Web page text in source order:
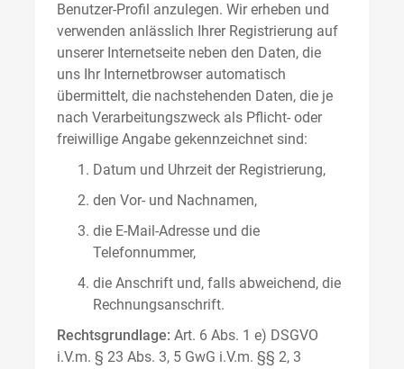
Benutzer-Profil anzulegen. Wir erheben und
verwenden anlässlich Ihrer Registrierung auf
unserer Internetseite neben den Daten, die
uns Ihr Internetbrowser automatisch
übermittelt, die nachstehenden Daten, die je
nach Verarbeitungszweck als Pflicht- oder
freiwillige Angabe gekennzeichnet sind:
Datum und Uhrzeit der Registrierung,
den Vor- und Nachnamen,
die E-Mail-Adresse und die
Telefonnummer,
die Anschrift und, falls abweichend, die
Rechnungsanschrift.
Rechtsgrundlage: Art. 6 Abs. 1 e) DSGVO
i.V.m. § 23 Abs. 3, 5 GwG i.V.m. §§ 2, 3